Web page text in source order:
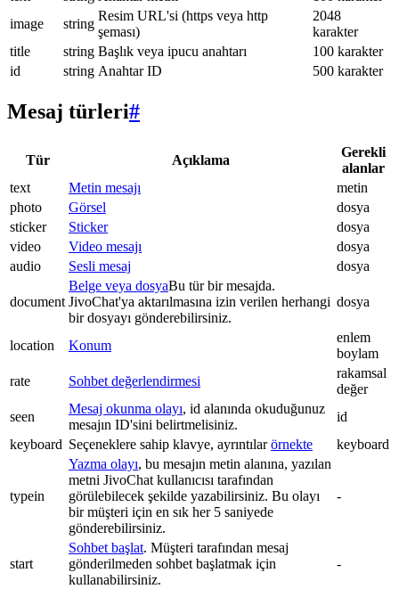
image
string
Resim URL'si (https veya http
şeması)
2048
karakter
title
string Başlık veya ipucu anahtarı
100 karakter
id
string Anahtar ID 500 karakter
Mesaj türleri#
Tür Açıklama
Gerekli
alanlar
text
Metin mesajı
metin
photo
Görsel
dosya
sticker
Sticker
dosya
video
Video mesajı
dosya
audio
Sesli mesaj dosya
document
Belge veya dosyaBu tür bir mesajda.
JivoChat'ya aktarılmasına izin verilen herhangi
bir dosyayı gönderebilirsiniz.
dosya
location Konum
enlem
boylam
rate
Sohbet değerlendirmesi
rakamsal
değer
seen
Mesaj okunma olayı, id alanında okuduğunuz
mesajın ID'sini belirtmelisiniz.
id
keyboard Seçeneklere sahip klavye, ayrıntılarörnekte keyboard
typein
Yazma olayı, bu mesajın metin alanına, yazılan
metni JivoChat kullanıcısı tarafından
görülebilecek şekilde yazabilirsiniz. Bu olayı
bir müşteri için en sık her 5 saniyede
gönderebilirsiniz.
-
start
Sohbet başlat. Müşteri tarafından mesaj
gönderilmeden sohbet başlatmak için
kullanabilirsiniz.
-